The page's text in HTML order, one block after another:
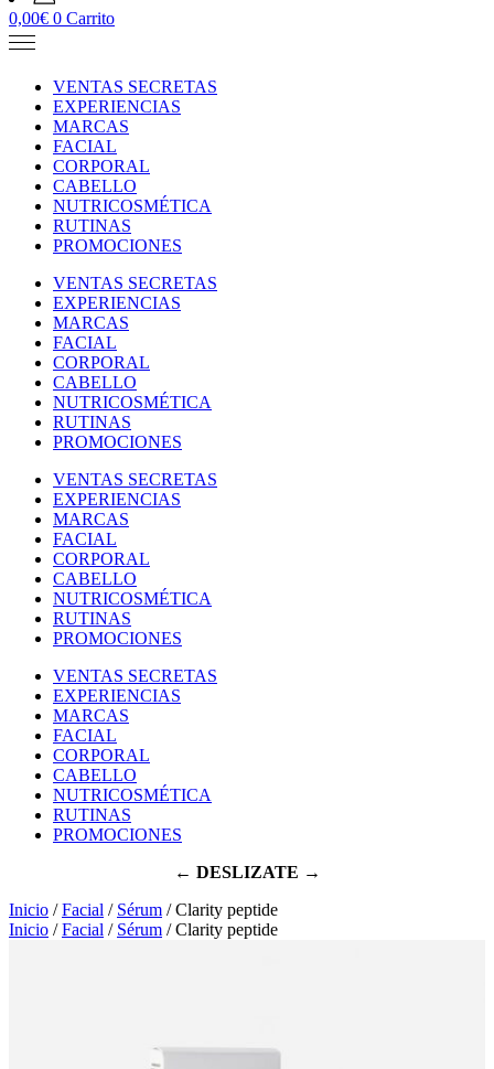
0,00€ 0 Carrito
VENTAS SECRETAS
EXPERIENCIAS
MARCAS
FACIAL
CORPORAL
CABELLO
NUTRICOSMÉTICA
RUTINAS
PROMOCIONES
VENTAS SECRETAS
EXPERIENCIAS
MARCAS
FACIAL
CORPORAL
CABELLO
NUTRICOSMÉTICA
RUTINAS
PROMOCIONES
VENTAS SECRETAS
EXPERIENCIAS
MARCAS
FACIAL
CORPORAL
CABELLO
NUTRICOSMÉTICA
RUTINAS
PROMOCIONES
VENTAS SECRETAS
EXPERIENCIAS
MARCAS
FACIAL
CORPORAL
CABELLO
NUTRICOSMÉTICA
RUTINAS
PROMOCIONES
← DESLIZATE →
Inicio /Facial / Sérum / Clarity peptide
Inicio /Facial / Sérum / Clarity peptide